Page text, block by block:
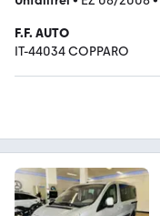
F.F. AUTO
IT-44034 COPPARO